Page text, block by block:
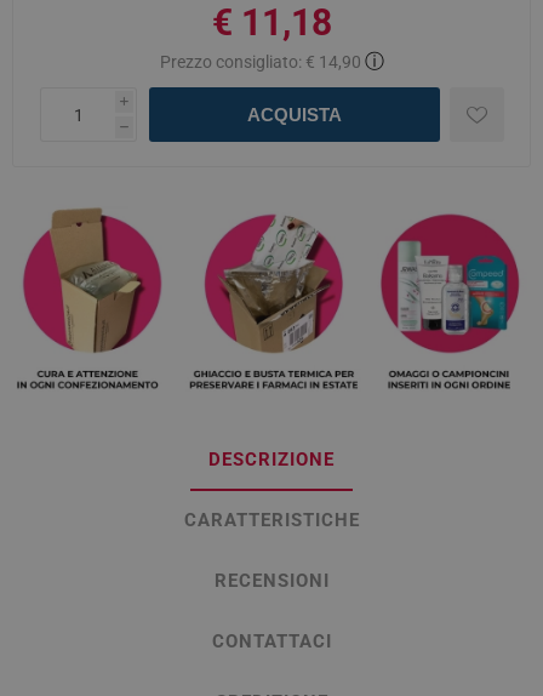
€ 11,18
Prezzo consigliato: € 14,90 ⓘ
i
h
ACQUISTA
DESCRIZIONE
CARATTERISTICHE
RECENSIONI
CONTATTACI